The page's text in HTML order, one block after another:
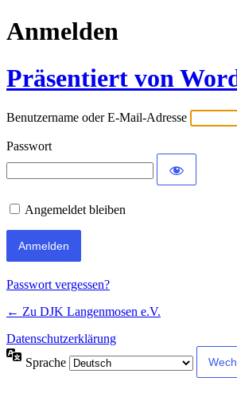
Anmelden
Präsentiert von
Benutzername oder E-Mail-Adresse
Passwort
Angemeldet bleiben
Passwort vergessen?
← Zu DJK Langenmosen e.V.
Datenschutzerklärung
Sprache